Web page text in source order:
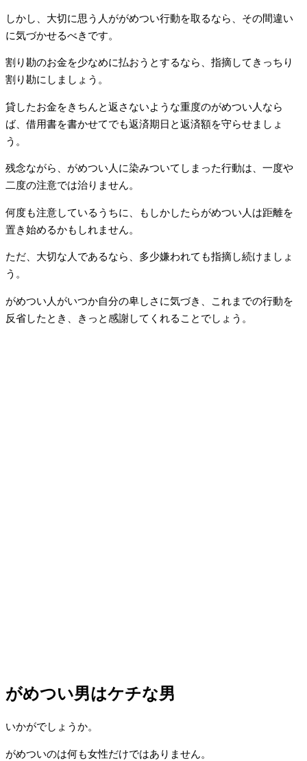
しかし、大切に思う人ががめつい行動を取るなら、その間違い
に気づかせるべきです。
割り勘のお金を少なめに払おうとするなら、指摘してきっちり
割り勘にしましょう。
貸したお金をきちんと返さないような重度のがめつい人なら
ば、借用書を書かせてでも返済期日と返済額を守らせましょ
う。
残念ながら、がめつい人に染みついてしまった行動は、一度や
二度の注意では治りません。
何度も注意しているうちに、もしかしたらがめつい人は距離を
置き始めるかもしれません。
ただ、大切な人であるなら、多少嫌われても指摘し続けましょ
う。
がめつい人がいつか自分の卑しさに気づき、これまでの行動を
反省したとき、きっと感謝してくれることでしょう。
がめつい男はケチな男
いかがでしょうか。
がめついのは何も女性だけではありません。